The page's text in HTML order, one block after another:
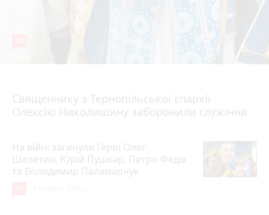
Священнику з Тернопільської єпархії
Олексію Николишину заборонили служіння
На війні загинули Герої Олег
Шелетин, Юрій Пушкар, Петро Федів
та Володимир Паламарчук